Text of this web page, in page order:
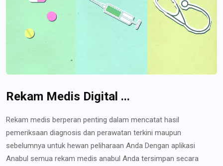
Rekam Medis Digital ...
Rekam medis berperan penting dalam mencatat hasil
pemeriksaan diagnosis dan perawatan terkini maupun
sebelumnya untuk hewan peliharaan Anda Dengan aplikasi
Anabul semua rekam medis anabul Anda tersimpan secara